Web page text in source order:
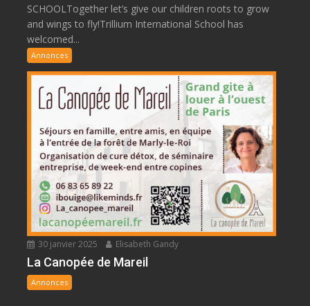
SCHOOLTogether let’s give our children roots to grow
and wings to fly!Trillium International School has
welcomed...
Annonces
30 janvier 2025 Elisabeth Gandy
La Canopée de Mareil
Annonces